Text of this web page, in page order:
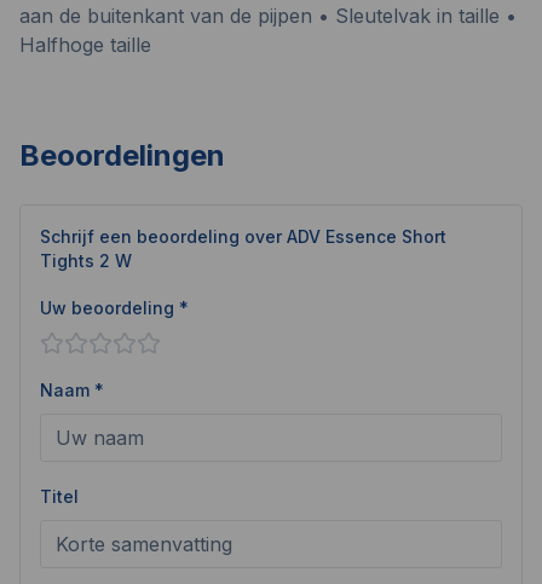
aan de buitenkant van de pijpen • Sleutelvak in taille •
Halfhoge taille
Beoordelingen
Schrijf een beoordeling over ADV Essence Short
Tights 2 W
Uw beoordeling *
Naam *
Titel